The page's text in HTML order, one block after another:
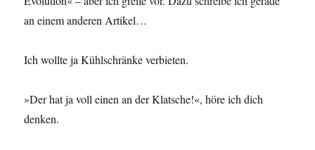
an einem anderen Artikel…
Ich wollte ja Kühlschränke verbieten.
»Der hat ja voll einen an der Klatsche!«, höre ich dich
denken.